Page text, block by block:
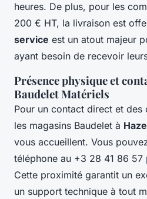
heures. De plus, pour les
200 € HT, la livraison est
service est un atout majeur
ayant besoin de recevoir
Présence physique et
Baudelet Matériels
Pour un contact direct et des
les magasins Baudelet à
vous accueillent. Vous
téléphone au +3 28 41 86 57
Cette proximité garantit un
un support technique à tout